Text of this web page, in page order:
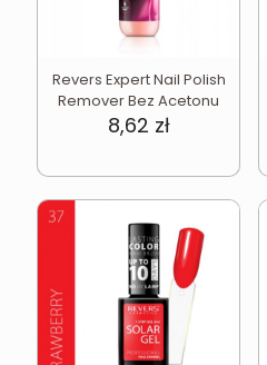
Revers Expert Nail Polish
Remover Bez Acetonu
8,62 zł